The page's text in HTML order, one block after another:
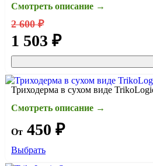
Смотреть описание →
2 600 ₽
1 503 ₽
Триходерма в сухом виде
Смотреть описание →
От 450 ₽
Выбрать